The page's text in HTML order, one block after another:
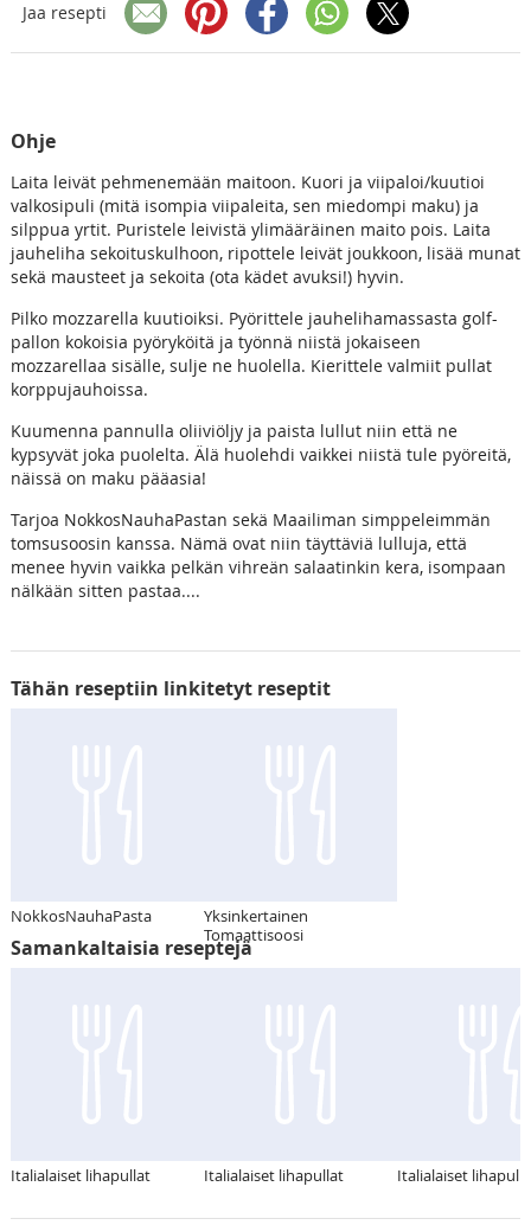
Jaa resepti
Ohje
Laita leivät pehmenemään maitoon. Kuori ja viipaloi/kuutioi
valkosipuli (mitä isompia viipaleita, sen miedompi maku) ja
silppua yrtit. Puristele leivistä ylimääräinen maito pois. Laita
jauheliha sekoituskulhoon, ripottele leivät joukkoon, lisää munat
sekä mausteet ja sekoita (ota kädet avuksi!) hyvin.
Pilko mozzarella kuutioiksi. Pyörittele jauhelihamassasta golf-
pallon kokoisia pyöryköitä ja työnnä niistä jokaiseen
mozzarellaa sisälle, sulje ne huolella. Kierittele valmiit pullat
korppujauhoissa.
Kuumenna pannulla oliiviöljy ja paista lullut niin että ne
kypsyvät joka puolelta. Älä huolehdi vaikkei niistä tule pyöreitä,
näissä on maku pääasia!
Tarjoa NokkosNauhaPastan sekä Maailiman simppeleimmän
tomsusoosin kanssa. Nämä ovat niin täyttäviä lulluja, että
menee hyvin vaikka pelkän vihreän salaatinkin kera, isompaan
nälkään sitten pastaa....
Tähän reseptiin linkitetyt reseptit
NokkosNauhaPasta
Yksinkertainen
Tomaattisoosi
Samankaltaisia reseptejä
Italialaiset lihapullat Italialaiset lihapullat Italialaiset